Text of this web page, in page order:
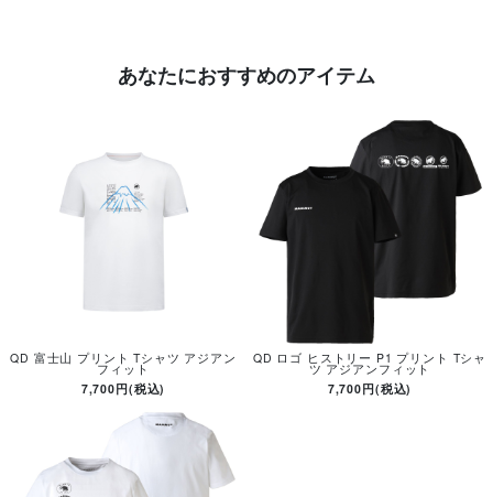
あなたにおすすめのアイテム
QD 富士山 プリント Tシャツ アジアン
フィット
7,700円(税込)
QD ロゴ ヒストリー P1 プリント Tシャ
ツ アジアンフィット
7,700円(税込)